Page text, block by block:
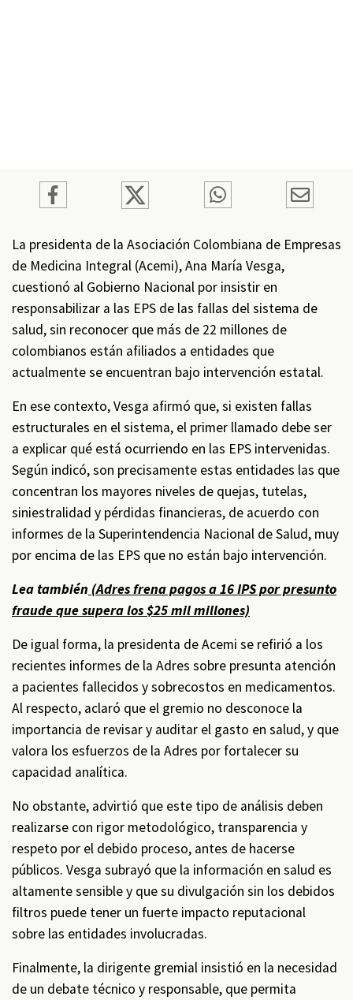
La presidenta de la Asociación Colombiana de Empresas
de Medicina Integral (Acemi), Ana María Vesga,
cuestionó al Gobierno Nacional por insistir en
responsabilizar a las EPS de las fallas del sistema de
salud, sin reconocer que más de 22 millones de
colombianos están afiliados a entidades que
actualmente se encuentran bajo intervención estatal.
En ese contexto, Vesga afirmó que, si existen fallas
estructurales en el sistema, el primer llamado debe ser
a explicar qué está ocurriendo en las EPS intervenidas.
Según indicó, son precisamente estas entidades las que
concentran los mayores niveles de quejas, tutelas,
siniestralidad y pérdidas financieras, de acuerdo con
informes de la Superintendencia Nacional de Salud, muy
por encima de las EPS que no están bajo intervención.
Lea también (Adres frena pagos a 16 IPS por presunto
fraude que supera los $25 mil millones)
De igual forma, la presidenta de Acemi se refirió a los
recientes informes de la Adres sobre presunta atención
a pacientes fallecidos y sobrecostos en medicamentos.
Al respecto, aclaró que el gremio no desconoce la
importancia de revisar y auditar el gasto en salud, y que
valora los esfuerzos de la Adres por fortalecer su
capacidad analítica.
No obstante, advirtió que este tipo de análisis deben
realizarse con rigor metodológico, transparencia y
respeto por el debido proceso, antes de hacerse
públicos. Vesga subrayó que la información en salud es
altamente sensible y que su divulgación sin los debidos
filtros puede tener un fuerte impacto reputacional
sobre las entidades involucradas.
Finalmente, la dirigente gremial insistió en la necesidad
de un debate técnico y responsable, que permita